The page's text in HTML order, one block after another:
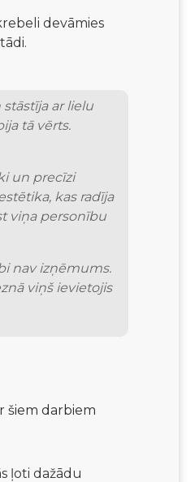
devāmies
ar lielu
tā vērts.
kas radīja
viņa personību
nav izņēmums.
viņš ievietojis
šiem darbiem
ļoti dažādu